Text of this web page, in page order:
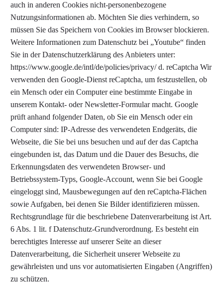
auch in anderen Cookies nicht-personenbezogene
Nutzungsinformationen ab. Möchten Sie dies verhindern, so
müssen Sie das Speichern von Cookies im Browser blockieren.
Weitere Informationen zum Datenschutz bei „Youtube“ finden
Sie in der Datenschutzerklärung des Anbieters unter:
https://www.google.de/intl/de/policies/privacy/ d. reCaptcha Wir
verwenden den Google-Dienst reCaptcha, um festzustellen, ob
ein Mensch oder ein Computer eine bestimmte Eingabe in
unserem Kontakt- oder Newsletter-Formular macht. Google
prüft anhand folgender Daten, ob Sie ein Mensch oder ein
Computer sind: IP-Adresse des verwendeten Endgeräts, die
Webseite, die Sie bei uns besuchen und auf der das Captcha
eingebunden ist, das Datum und die Dauer des Besuchs, die
Erkennungsdaten des verwendeten Browser- und
Betriebssystem-Typs, Google-Account, wenn Sie bei Google
eingeloggt sind, Mausbewegungen auf den reCaptcha-Flächen
sowie Aufgaben, bei denen Sie Bilder identifizieren müssen.
Rechtsgrundlage für die beschriebene Datenverarbeitung ist Art.
6 Abs. 1 lit. f Datenschutz-Grundverordnung. Es besteht ein
berechtigtes Interesse auf unserer Seite an dieser
Datenverarbeitung, die Sicherheit unserer Webseite zu
gewährleisten und uns vor automatisierten Eingaben (Angriffen)
zu schützen.